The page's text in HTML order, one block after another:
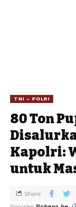
TNI – POLRI
80 Ton
Kapolri:
untuk
Share